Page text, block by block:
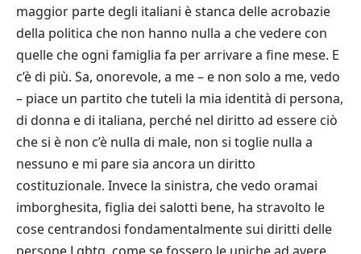
maggior parte degli italiani è stanca delle acrobazie
della politica che non hanno nulla a che vedere con
quelle che ogni famiglia fa per arrivare a fine mese. E
c’è di più. Sa, onorevole, a me – e non solo a me, vedo
– piace un partito che tuteli la mia identità di persona,
di donna e di italiana, perché nel diritto ad essere ciò
che si è non c’è nulla di male, non si toglie nulla a
nessuno e mi pare sia ancora un diritto
costituzionale. Invece la sinistra, che vedo oramai
imborghesita, figlia dei salotti bene, ha stravolto le
cose centrandosi fondamentalmente sui diritti delle